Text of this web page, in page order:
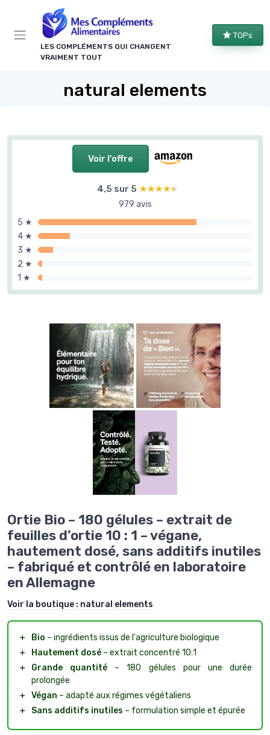
LES COMPLÉMENTS QUI CHANGENT
VRAIMENT TOUT
TOPs
natural elements
Voir l'offre
4,5 sur 5 ★★★★★
★★★★★
979 avis
5 ★
4 ★
3 ★
2 ★
1 ★
Ortie Bio – 180 gélules – extrait de
feuilles d’ortie 10 : 1 – végane,
hautement dosé, sans additifs inutiles
– fabriqué et contrôlé en laboratoire
en Allemagne
Voir la boutique : natural elements
＋ Bio – ingrédients issus de l'agriculture biologique
＋
Hautement dosé – extrait concentré 10:1
＋
Grande quantité – 180 gélules pour une durée
prolongée
＋ Végan – adapté aux régimes végétaliens
＋
Sans additifs inutiles – formulation simple et épurée
Panneau de gestion des cookies